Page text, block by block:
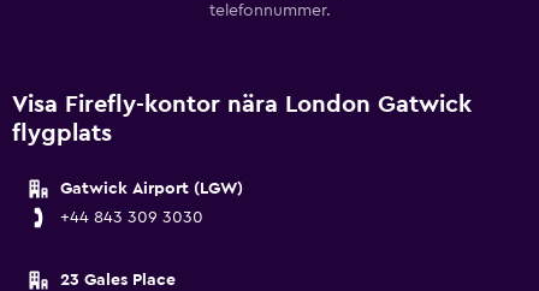
telefonnummer.
Visa Firefly-kontor nära London Gatwick
flygplats
Gatwick Airport (LGW)
+44 843 309 3030
23 Gales Place